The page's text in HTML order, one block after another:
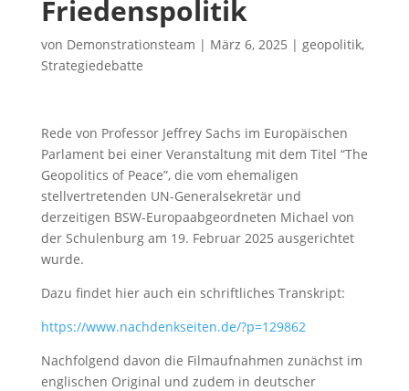
Friedenspolitik
von Demonstrationsteam | März 6, 2025 | geopolitik,
Strategiedebatte
Rede von Professor Jeffrey Sachs im Europäischen
Parlament bei einer Veranstaltung mit dem Titel “The
Geopolitics of Peace”, die vom ehemaligen
stellvertretenden UN-Generalsekretär und
derzeitigen BSW-Europaabgeordneten Michael von
der Schulenburg am 19. Februar 2025 ausgerichtet
wurde.
Dazu findet hier auch ein schriftliches Transkript:
https://www.nachdenkseiten.de/?p=129862
Nachfolgend davon die Filmaufnahmen zunächst im
englischen Original und zudem in deutscher